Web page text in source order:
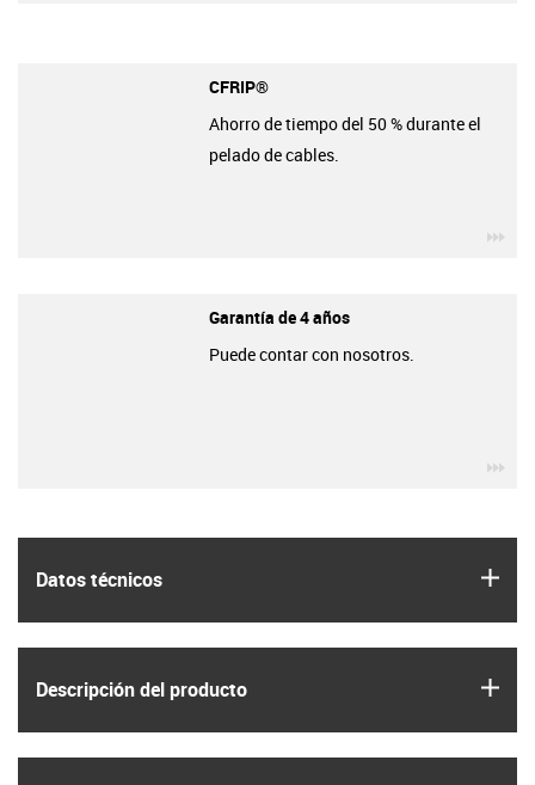
Datos técnicos
Descripción del producto
CFRIP®
Ahorro de tiempo del 50 % durante el
pelado de cables.
Garantía de 4 años
Puede contar con nosotros.